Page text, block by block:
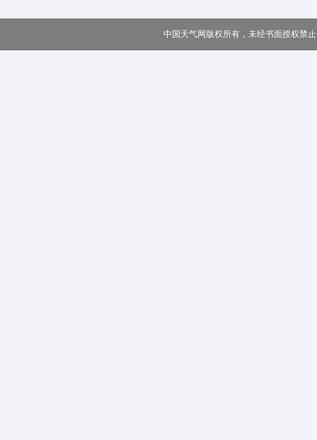
中国天气网版权所有，未经书面授权